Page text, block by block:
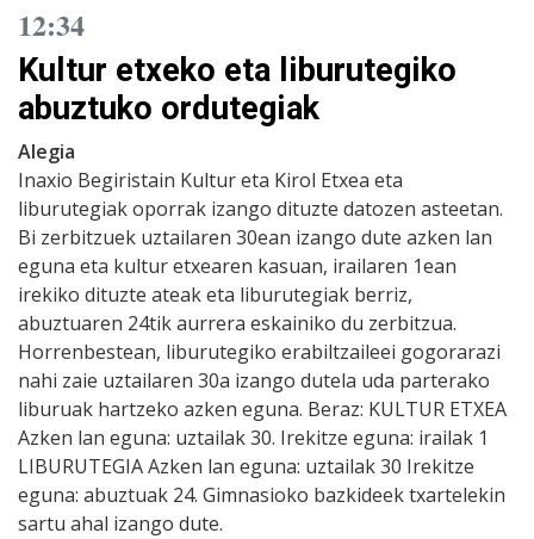
12:34
Kultur etxeko eta liburutegiko
abuztuko ordutegiak
Alegia
Inaxio Begiristain Kultur eta Kirol Etxea eta
liburutegiak oporrak izango dituzte datozen asteetan.
Bi zerbitzuek uztailaren 30ean izango dute azken lan
eguna eta kultur etxearen kasuan, irailaren 1ean
irekiko dituzte ateak eta liburutegiak berriz,
abuztuaren 24tik aurrera eskainiko du zerbitzua.
Horrenbestean, liburutegiko erabiltzaileei gogorarazi
nahi zaie uztailaren 30a izango dutela uda parterako
liburuak hartzeko azken eguna. Beraz: KULTUR ETXEA
Azken lan eguna: uztailak 30. Irekitze eguna: irailak 1
LIBURUTEGIA Azken lan eguna: uztailak 30 Irekitze
eguna: abuztuak 24. Gimnasioko bazkideek txartelekin
sartu ahal izango dute.